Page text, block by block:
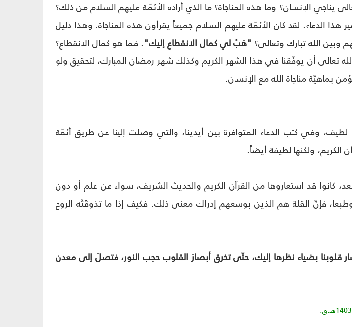
يناجي الإنسان؟ وما هذه المناجاة؟ ما الذي أراده الأئمّة عليهم السلام من ذلك؟
هذا الدعاء. لقد كان الأئمّة عليهم السلام جميعاً يقرأون هذه المناجاة. وهذا دليل
وبين الله تبارك وتعالى؟ "هَبْ لي كمال الانقطاع إليك". فما هو كمال الانقطاع؟
تعالى أن يوفّقنا في هذا الشهر الكريم وكذلك شهر رمضان المبارك، لتحقيق ولو
بماهيّة مناجاة الله مع الإنسان.
وفي كتب الدعاء المتوافرة بين أيدينا، والتي وصلت إلينا عن طريق أئمّة
ولكنها لطيفة أيضاً.
كانوا قد استعاروها من القرآن الكريم والحديث الشريف، سواء عن علم أو دون
فإنّ القلة هم الذين بوسعهم إدراك معنى ذلك. فكيف إذا ما تذوقَتْه الروح
قلوبنا بضياء نظرها إليك، حتّى تخرق أبصارَ القلوب حجب النور، فتصلَ إلى معدن